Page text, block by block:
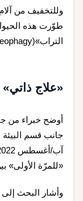
وللتخفيف من
طوّرت هذه
التراب»
«علاج ذاتي»
أوضح خبراء من
جانب قسم
«للمرّة الأولى»
وأشار البحث